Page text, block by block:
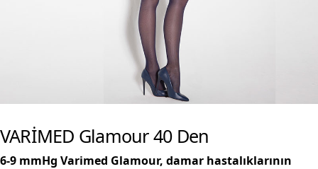
VARİMED Glamour 40 Den
6-9 mmHg Varimed Glamour, damar hastalıklarının